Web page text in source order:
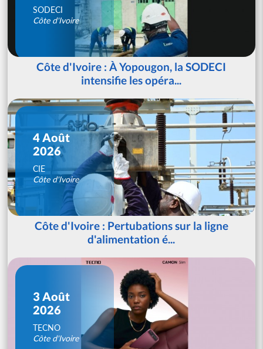
SODECI
Côte d'Ivoire
Côte d'Ivoire : À Yopougon, la SODECI
intensifie les opéra...
4 Août
2026
CIE
Côte d'Ivoire
Côte d'Ivoire : Pertubations sur la ligne
d'alimentation é...
3 Août
2026
TECNO
Côte d'Ivoire